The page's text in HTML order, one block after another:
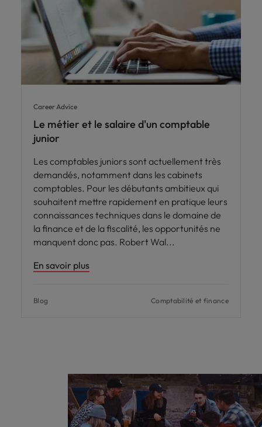
Career Advice
Le métier et le salaire d'un comptable
junior
Les comptables juniors sont actuellement très
demandés, notamment dans les cabinets
comptables. Pour les débutants ambitieux qui
souhaitent mettre rapidement en pratique leurs
connaissances techniques dans le domaine de
la finance et de la fiscalité, les opportunités ne
manquent donc pas. Robert Wal
En savoir plus
Blog Comptabilité et finance